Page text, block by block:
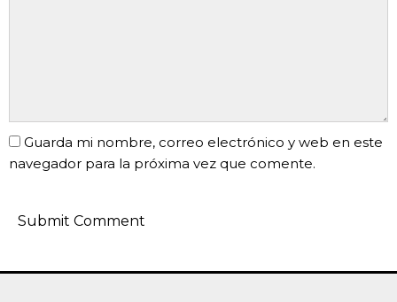
Guarda mi nombre, correo electrónico y web en este
navegador para la próxima vez que comente.